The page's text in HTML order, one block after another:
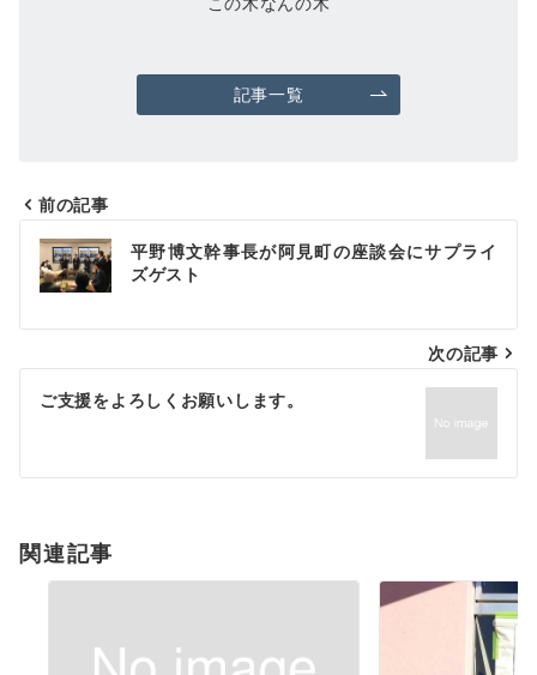
記事一覧
投
稿
ビ
ゲ
シ
ン
前の記事
平野博文幹事長が阿見町の座談会にサプライ
ズゲスト
次の記事
ご支援をよろしくお願いします。
関連記事